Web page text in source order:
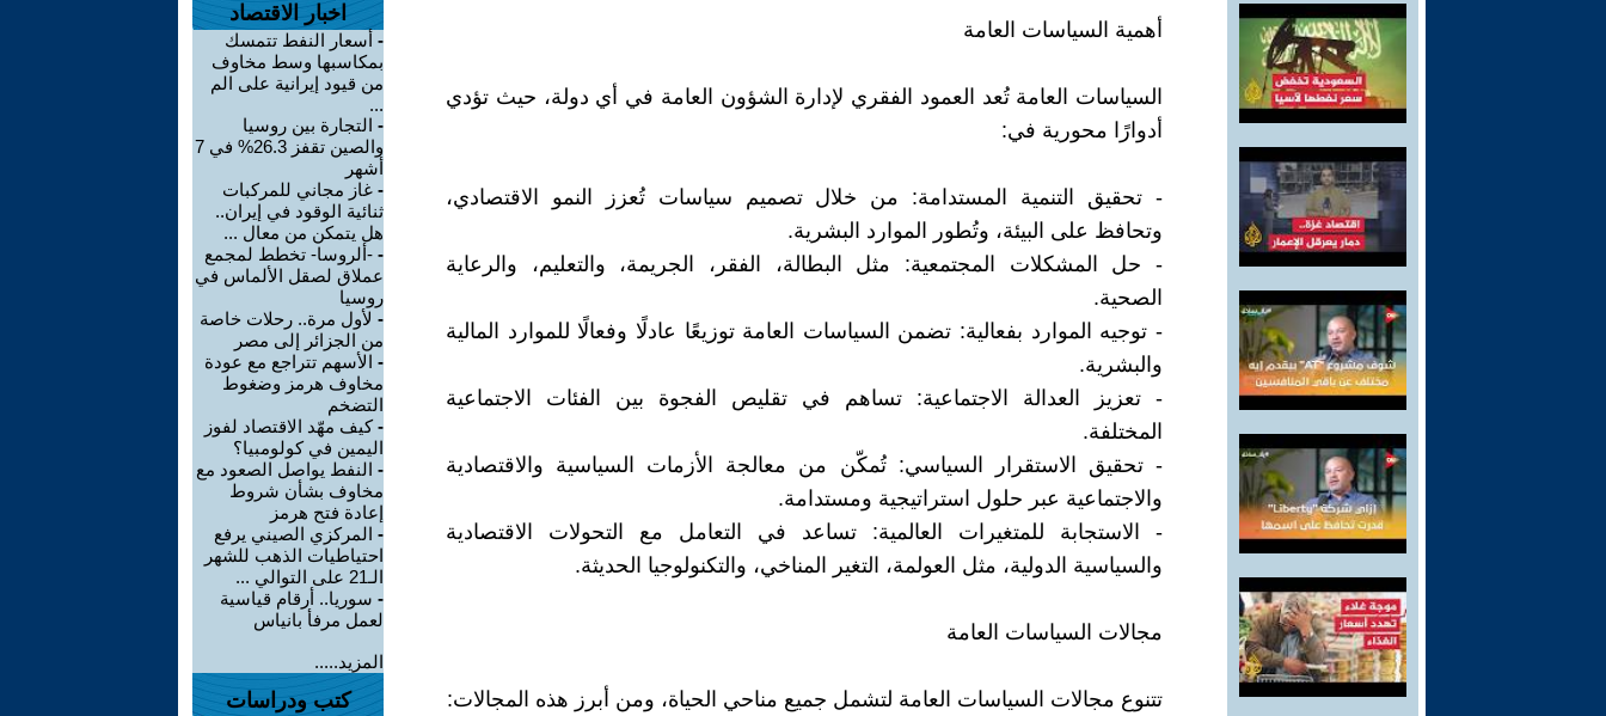
أهمية السياسات العامة
السياسات العامة تُعد العمود الفقري لإدارة الشؤون العامة في أي دولة، حيث تؤدي
أدوارًا محورية في:
- تحقيق التنمية المستدامة: من خلال تصميم سياسات تُعزز النمو الاقتصادي،
وتحافظ على البيئة، وتُطور الموارد البشرية.
- حل المشكلات المجتمعية: مثل البطالة، الفقر، الجريمة، والتعليم، والرعاية
الصحية.
- توجيه الموارد بفعالية: تضمن السياسات العامة توزيعًا عادلًا وفعالًا للموارد المالية
والبشرية.
- تعزيز العدالة الاجتماعية: تساهم في تقليص الفجوة بين الفئات الاجتماعية
المختلفة.
- تحقيق الاستقرار السياسي: تُمكّن من معالجة الأزمات السياسية والاقتصادية
والاجتماعية عبر حلول استراتيجية ومستدامة.
- الاستجابة للمتغيرات العالمية: تساعد في التعامل مع التحولات الاقتصادية
والسياسية الدولية، مثل العولمة، التغير المناخي، والتكنولوجيا الحديثة.
مجالات السياسات العامة
تتنوع مجالات السياسات العامة لتشمل جميع مناحي الحياة، ومن أبرز هذه المجالات:
اخبار الاقتصاد
- أسعار النفط تتمسك
بمكاسبها وسط مخاوف
من قيود إيرانية على الم
...
- التجارة بين روسيا
والصين تقفز 26.3% في 7
أشهر
- غاز مجاني للمركبات
ثنائية الوقود في إيران..
هل يتمكن من معال ...
- -ألروسا- تخطط لمجمع
عملاق لصقل الألماس في
روسيا
- لأول مرة.. رحلات خاصة
من الجزائر إلى مصر
- الأسهم تتراجع مع عودة
مخاوف هرمز وضغوط
التضخم
-كيف مهّد الاقتصاد لفوز
اليمين في كولومبيا؟
- النفط يواصل الصعود مع
مخاوف بشأن شروط
إعادة فتح هرمز
- المركزي الصيني يرفع
احتياطيات الذهب للشهر
الـ21 على التوالي ...
- سوريا.. أرقام قياسية
لعمل مرفأ بانياس
المزيد.....
كتب ودراسات